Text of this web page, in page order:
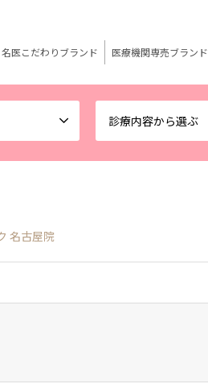
診療内容から選ぶ
名医こだわりブランド 医療機関専売ブランド
名古屋院